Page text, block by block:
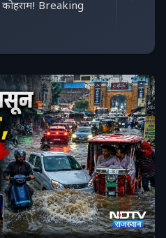
कोहराम! Breaking